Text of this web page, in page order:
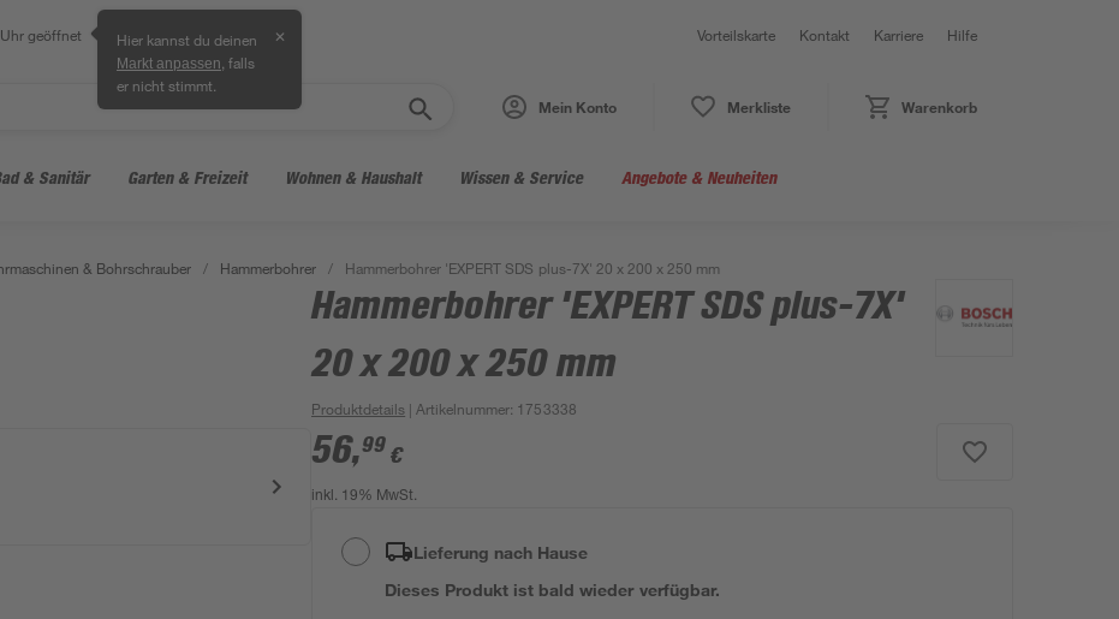
geöffnet Hier kannst du deinen
Markt anpassen , falls
er nicht stimmt.
✕ Vorteilskarte Kontakt Karriere Hilfe
Mein Konto Merkliste Warenkorb
& Sanitär Garten & Freizeit Wohnen & Haushalt Wissen & Service Angebote & Neuheiten
& Bohrschrauber / Hammerbohrer / Hammerbohrer 'EXPERT SDS plus-7X' 20 x 200 x 250 mm
Hammerbohrer 'EXPERT SDS plus-7X'
20 x 200 x 250 mm
Produktdetails | Artikelnummer: 1753338
56,99 €
inkl. 19% MwSt.
Lieferung nach Hause
Dieses Produkt ist bald wieder verfügbar.